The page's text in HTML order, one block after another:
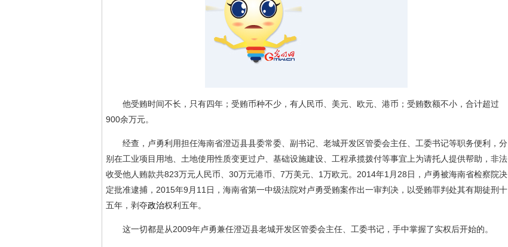
他受贿时间不长，只有四年；受贿币种不少，有人民币、美元、欧元、港币；受贿数额不小，合计超过
900余万元。
经查，卢勇利用担任海南省澄迈县县委常委、副书记、老城开发区管委会主任、工委书记等职务便利，分
别在工业项目用地、土地使用性质变更过户、基础设施建设、工程承揽拨付等事宜上为请托人提供帮助，非法
收受他人贿款共823万元人民币、30万元港币、7万美元、1万欧元。2014年1月28日，卢勇被海南省检察院决
定批准逮捕，2015年9月11日，海南省第一中级法院对卢勇受贿案作出一审判决，以受贿罪判处其有期徒刑十
五年，剥夺政治权利五年。
这一切都是从2009年卢勇兼任澄迈县老城开发区管委会主任、工委书记，手中掌握了实权后开始的。